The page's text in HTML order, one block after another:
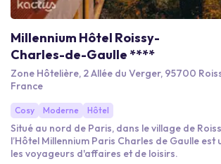
Millennium Hôtel Roissy-
Charles-de-Gaulle ****
Zone Hôtelière, 2 Allée du Verger, 95700
France
Cosy Moderne Hôtel
Situé au nord de Paris, dans le village de Roissy-en-France,
l’Hôtel Millennium Paris Charles de Gaulle
les voyageurs d'affaires et de loisirs.